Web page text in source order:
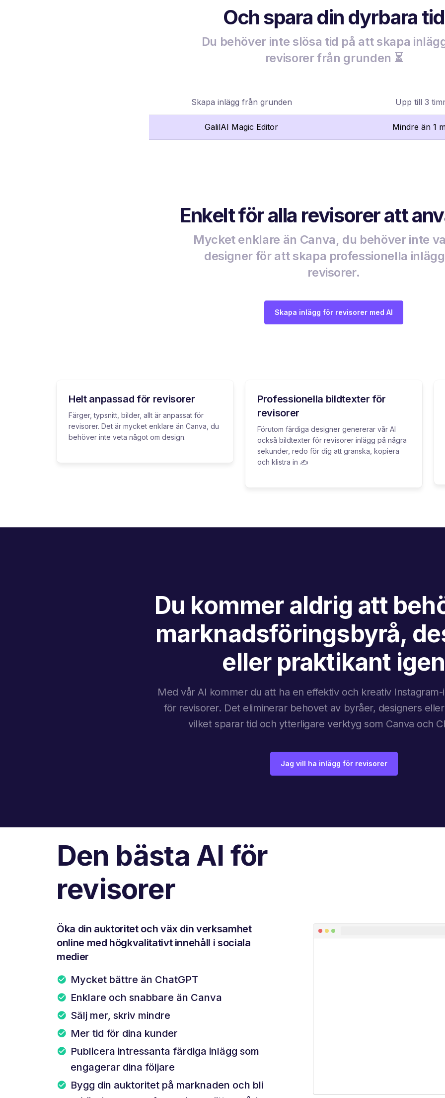
Och spara din dyrbara tid
Du behöver inte slösa tid på att skapa
revisorer från grunden ⏳
Skapa inlägg från grunden Upp till 3
GalilAI Magic Editor Mindre än 1
Enkelt för alla revisorer att
Mycket enklare än Canva, du behöver inte
designer för att skapa professionella
revisorer.
Skapa inlägg för revisorer med AI
Helt anpassad för revisorer
Färger, typsnitt, bilder, allt är anpassat för
revisorer. Det är mycket enklare än Canva, du
behöver inte veta något om design.
Professionella bildtexter för
revisorer
Förutom färdiga designer genererar vår AI
också bildtexter för revisorer inlägg på några
sekunder, redo för dig att granska, kopiera
och klistra in ✍️
Du kommer aldrig att
marknadsföringsbyrå,
eller praktikant igen
Med vår AI kommer du att ha en effektiv och kreativ Instagram-
för revisorer. Det eliminerar behovet av byråer, designers
vilket sparar tid och ytterligare verktyg som Canva och
Jag vill ha inlägg för revisorer
Den bästa AI för
revisorer
Öka din auktoritet och väx din verksamhet
online med högkvalitativt innehåll i sociala
medier
Mycket bättre än ChatGPT
Enklare och snabbare än Canva
Sälj mer, skriv mindre
Mer tid för dina kunder
Publicera intressanta färdiga inlägg som
engagerar dina följare
Bygg din auktoritet på marknaden och bli